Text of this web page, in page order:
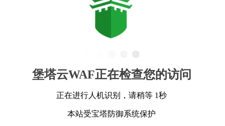
堡塔云WAF正在检查您的访问
正在进行人机识别，请稍等 1秒
本站受宝塔防御系统保护